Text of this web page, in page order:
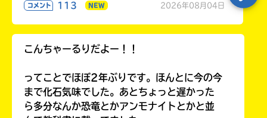
コメント 113 NEW 2026年08月04日
こんちゃーるりだよー！！
ってことでほぼ2年ぶりです。ほんとに今の今
まで化石気味でした。あとちょっと遅かった
ら多分なんか恐竜とかアンモナイトとかと並